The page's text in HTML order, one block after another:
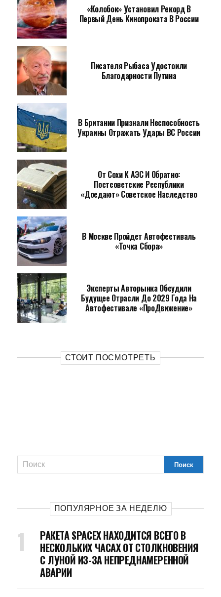
«Колобок» Установил Рекорд В
Первый День Кинопроката В России
Писателя Рыбаса Удостоили
Благодарности Путина
В Британии Признали Неспособность
Украины Отражать Удары ВС России
От Сохи К АЭС И Обратно:
Постсоветские Республики
«доедают» Советское Наследство
В Москве Пройдет Автофестиваль
«Точка Сбора»
Эксперты Авторынка Обсудили
Будущее Отрасли До 2029 Года На
Автофестивале «ПроДвижение»
СТОИТ ПОСМОТРЕТЬ
ПОПУЛЯРНОЕ ЗА НЕДЕЛЮ
РАКЕТА SPACEX НАХОДИТСЯ ВСЕГО В
НЕСКОЛЬКИХ ЧАСАХ ОТ СТОЛКНОВЕНИЯ
С ЛУНОЙ ИЗ-ЗА НЕПРЕДНАМЕРЕННОЙ
АВАРИИ